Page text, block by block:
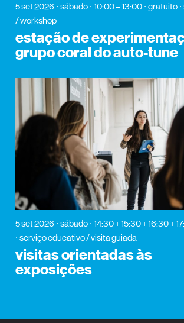
5 set 2026 sábado 10:00 – 13:00 gratuito
/ workshop
estação de
grupo coral do auto-tune
5 set 2026 sábado 14:30 + 15:30 + 16:30 +
serviço educativo / visita guiada
visitas orientadas às
exposições